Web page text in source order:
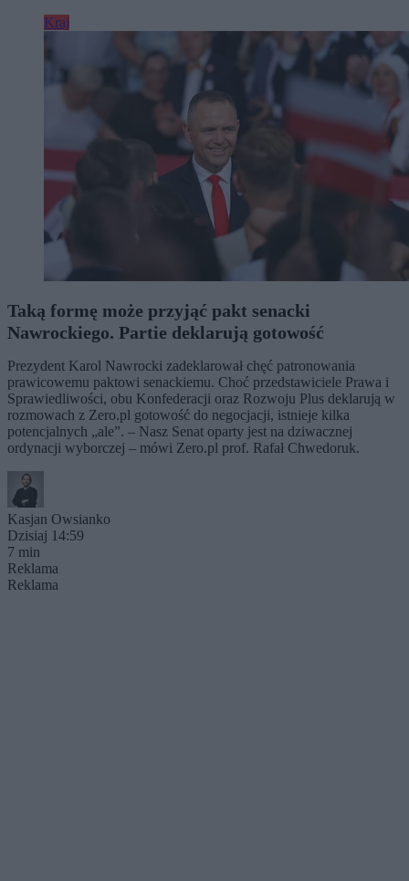
Kraj
Taką formę może przyjąć pakt senacki
Nawrockiego. Partie deklarują gotowość
Prezydent Karol Nawrocki zadeklarował chęć patronowania
prawicowemu paktowi senackiemu. Choć przedstawiciele Prawa i
Sprawiedliwości, obu Konfederacji oraz Rozwoju Plus deklarują w
rozmowach z Zero.pl gotowość do negocjacji, istnieje kilka
potencjalnych „ale”. – Nasz Senat oparty jest na dziwacznej
ordynacji wyborczej – mówi Zero.pl prof. Rafał Chwedoruk.
Kasjan Owsianko
Dzisiaj 14:59
7 min
Reklama
Reklama